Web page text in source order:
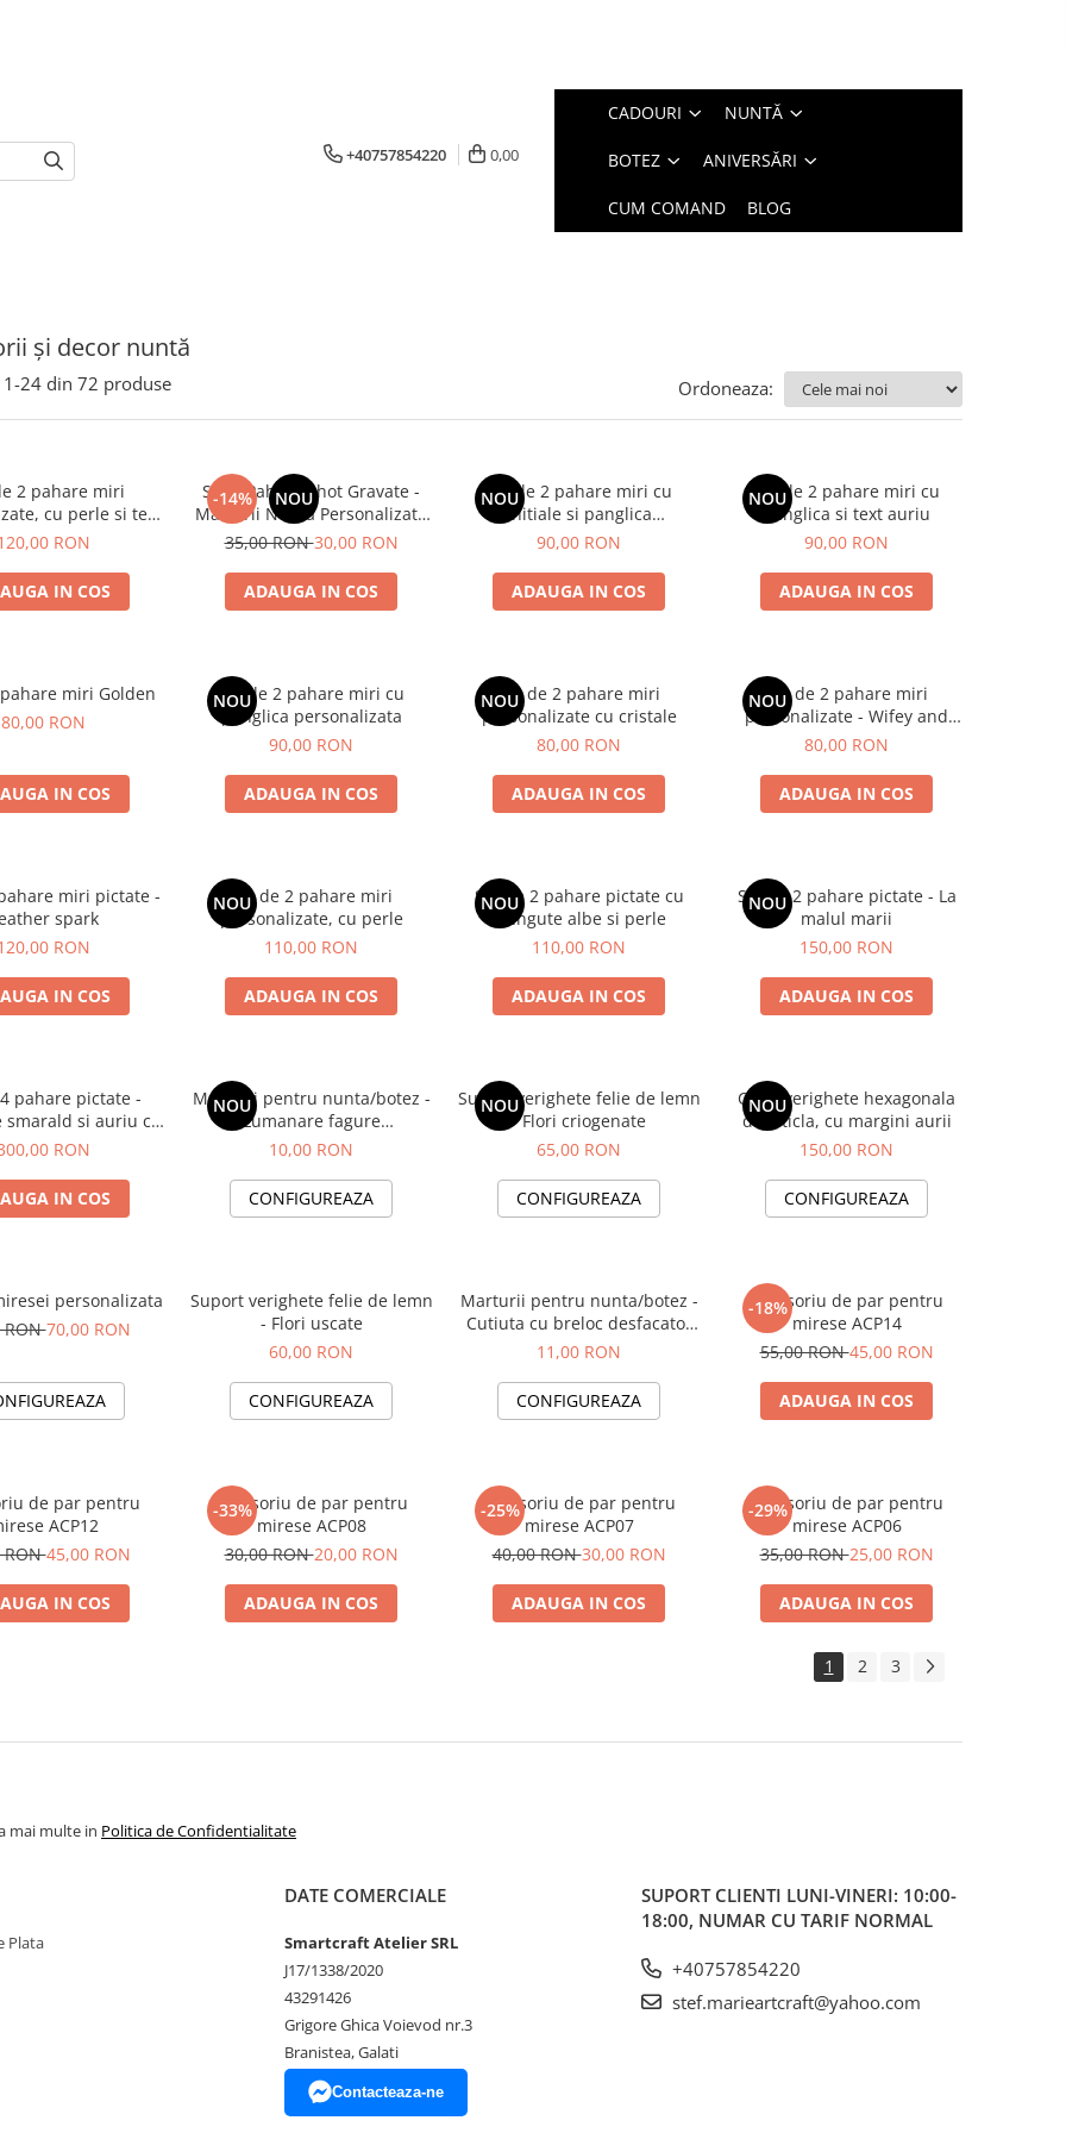
+40757854220 0,00
CADOURI NUNTĂ
BOTEZ ANIVERSĂRI
CUM COMAND BLOG
și decor nuntă
1-24 din 72 produse Ordoneaza:
2 pahare miri
cu perle si text
albRON
IN COS
-14% NOU
Set 2 Pahare Shot Gravate -
Mărturii Nuntă Personalizate
pentru Cupluri
35,00 RON30,00 RON
ADAUGA IN COS
NOU
Set de 2 pahare miri cu
initiale si panglica
personalizata
90,00 RON
ADAUGA IN COS
NOU
Set de 2 pahare miri cu
panglica si text auriu
90,00 RON
ADAUGA IN COS
miri Golden
80,00 RON
IN COS
NOU
Set de 2 pahare miri cu
panglica personalizata
90,00 RON
ADAUGA IN COS
NOU
Set de 2 pahare miri
personalizate cu cristale
80,00 RON
ADAUGA IN COS
NOU
Set de 2 pahare miri
personalizate - Wifey and
Hubby
80,00 RON
ADAUGA IN COS
miri pictate -
spark
RON
IN COS
NOU
Set de 2 pahare miri
personalizate, cu perle
110,00 RON
ADAUGA IN COS
NOU
Set de 2 pahare pictate cu
crengute albe si perle
110,00 RON
ADAUGA IN COS
NOU
Set de 2 pahare pictate - La
malul marii
150,00 RON
ADAUGA IN COS
pahare pictate -
smarald si auriu cu
si criogenate
RON
IN COS
NOU
Marturii pentru nunta/botez -
Lumanare fagure
personalizata
10,00 RON
CONFIGUREAZA
NOU
Suport verighete felie de lemn
- Flori criogenate
65,00 RON
CONFIGUREAZA
NOU
Cutie verighete hexagonala
din sticla, cu margini aurii
150,00 RON
CONFIGUREAZA
personalizata
RON70,00 RON
Suport verighete felie de lemn
- Flori uscate
60,00 RON
CONFIGUREAZA
Marturii pentru nunta/botez -
Cutiuta cu breloc desfacator
de sticle cheie
11,00 RON
CONFIGUREAZA
-18%
Accesoriu de par pentru
mirese ACP14
55,00 RON45,00 RON
ADAUGA IN COS
de par pentru
ACP12
RON45,00 RON
IN COS
-33%
Accesoriu de par pentru
mirese ACP08
30,00 RON20,00 RON
ADAUGA IN COS
-25%
Accesoriu de par pentru
mirese ACP07
40,00 RON30,00 RON
ADAUGA IN COS
-29%
Accesoriu de par pentru
mirese ACP06
35,00 RON25,00 RON
ADAUGA IN COS
1 2 3
mai multe in Politica de Confidentialitate
Plata
DATE COMERCIALE
Smartcraft Atelier SRL
J17/1338/2020
43291426
Grigore Ghica Voievod nr.3
Branistea, Galati
Contacteaza-ne
SUPORT CLIENTI LUNI-VINERI: 10:00-
18:00, NUMAR CU TARIF NORMAL
+40757854220
stef.marieartcraft@yahoo.com